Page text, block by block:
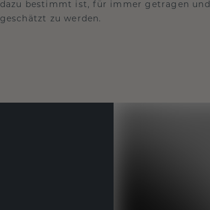
dazu bestimmt ist, für immer getragen und
geschätzt zu werden.